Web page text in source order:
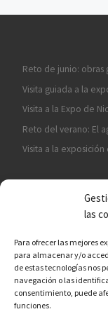
las
Para ofrecer las mejores
para almacenar y/o
de estas tecnologías nos
navegación o las
consentimiento, puede
funciones.
Reto de junio: obras
Visita guiada a la
Visita a la Expo de
Reto del verano: El
Visita a la
¡ASÓCIATE A